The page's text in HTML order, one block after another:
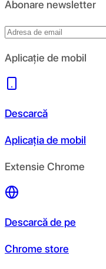
Abonare newsletter
Aplicație de mobil
Descarcă
Aplicația de mobil
Extensie Chrome
Descarcă de pe
Chrome store